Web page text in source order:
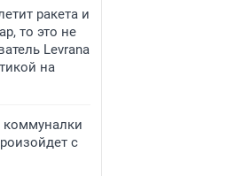
ракета и
то это не
Levrana
на
с